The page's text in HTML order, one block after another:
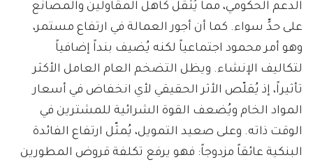
الدعم الحكومي، مما يُثقل كاهل المقاولين والمصانع
على حدٍّ سواء. كما أن أجور العمالة في ارتفاع مستمر،
وهو أمر محمود اجتماعياً لكنه يُضيف بنداً إضافياً
لتكاليف الإنشاء. ويظل التضخم العام العامل الأكثر
تأثيراً، إذ يُقلّص الأثر الحقيقي لأي انخفاض في أسعار
المواد الخام ويُضعف القوة الشرائية للمشترين في
الوقت ذاته. وعلى صعيد التمويل، يُمثّل ارتفاع الفائدة
البنكية عائقاً مزدوجاً: فهو يرفع تكلفة قروض المطورين